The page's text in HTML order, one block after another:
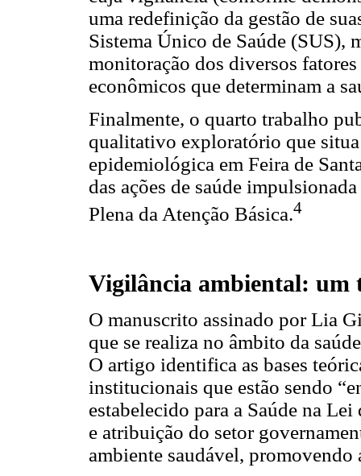
uma redefinição da gestão de
Sistema Único de Saúde (SUS),
monitoração dos diversos
econômicos que determinam a
Finalmente, o quarto trabalho
qualitativo exploratório que
epidemiológica em Feira de
das ações de saúde
Plena da Atenção Básica.4
Vigilância ambiental: um
O manuscrito assinado por Lia
que se realiza no âmbito da
O artigo identifica as bases
institucionais que estão sendo
estabelecido para a Saúde na
e atribuição do setor
ambiente saudável, promovendo